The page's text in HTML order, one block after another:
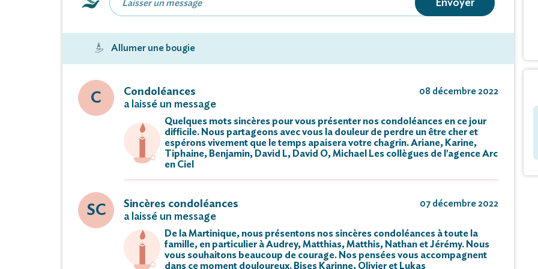
Madame Renée VERQUIN-CASTERMANT, sa belle-soeur,
Ses neveux, nièces, cousins, cousines,
ont la douleur de vous faire part du décès de
Mme Marie-Louise Castermant née Delsart
Les funérailles religieuses seront célébrées le jeudi 8 décembre 2022
à 14 heures 30 en l'église de Viesly, suivies de l’inhumation
au cimetière dudit lieu.
Envoyer
Allumer une bougie
C
Condoléances
a laissé un message
08 décembre 2022
Quelques mots sincères pour vous présenter nos condoléances en ce jour
difficile. Nous partageons avec vous la douleur de perdre un être cher et
espérons vivement que le temps apaisera votre chagrin. Ariane, Karine,
Tiphaine, Benjamin, David L, David O, Michael Les collègues de l'agence Arc
en Ciel
SC
Sincères condoléances
a laissé un message
07 décembre 2022
De la Martinique, nous présentons nos sincères condoléances à toute la
famille, en particulier à Audrey, Matthias, Matthis, Nathan et Jérémy. Nous
vous souhaitons beaucoup de courage. Nos pensées vous accompagnent
dans ce moment douloureux. Bises Karinne, Olivier et Lukas